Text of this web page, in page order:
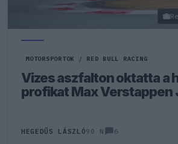
MOTORSPORTOK / RED BULL RACING
Vizes aszfalton oktatta a
profikat Max Verstappen
HEGEDŰS LÁSZLÓ90 N 6